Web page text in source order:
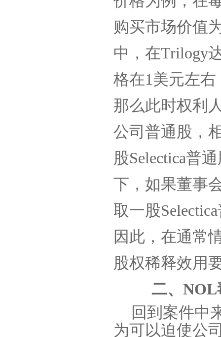
购买市场价值
中，在Trilogy
格在1美元左右
那么此时权利
公司普通股，
股Selectica普
下，如果董事
取一股Selectica
因此，在通常
股权稀释效用
二、 NOL
回到案件中
为可以迫使公